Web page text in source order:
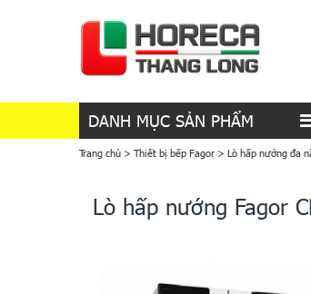
DANH MỤC SẢN PHẨM
Trang chủ > Thiết bị bếp Fagor > Lò hấp nướng đa
Lò hấp nướng Fagor